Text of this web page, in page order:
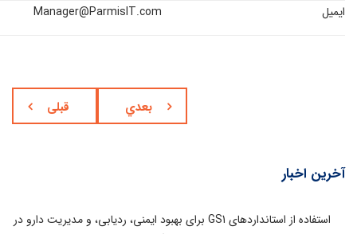
ایمیل
Manager@ParmisIT.com
قبلی بعدي
آخرین اخبار
استفاده از استانداردهای GS1 برای بهبود ایمنی، ردیابی، و مدیریت دارو در